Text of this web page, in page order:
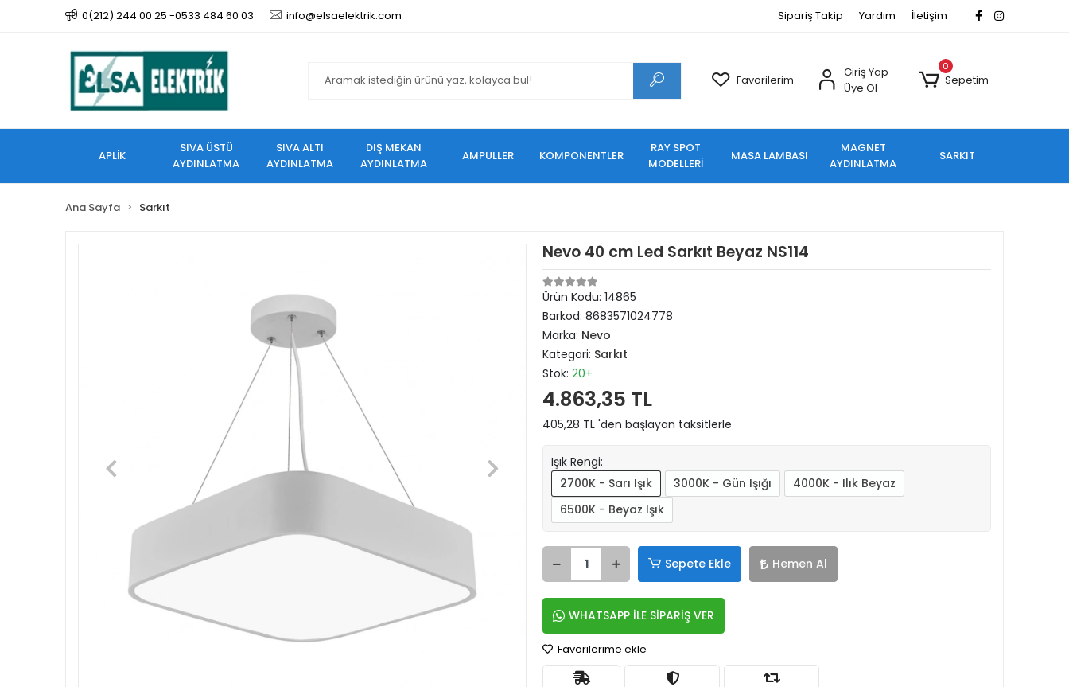
0(212) 244 00 25 -0533 484 60 03 info@elsaelektrik.com Sipariş Takip Yardım İletişim
Favorilerim
Giriş Yap
Üye Ol
0
Sepetim
APLİK
SIVA ÜSTÜ
AYDINLATMA
SIVA ALTI
AYDINLATMA
DIŞ MEKAN
AYDINLATMA
AMPULLER KOMPONENTLER
RAY SPOT
MODELLERİ
MASA LAMBASI
MAGNET
AYDINLATMA
SARKIT
Ana Sayfa Sarkıt
Nevo 40 cm Led Sarkıt Beyaz NS114
Ürün Kodu: 14865
Barkod: 8683571024778
Marka: Nevo
Kategori: Sarkıt
Stok: 20+
4.863,35 TL
405,28 TL 'den başlayan taksitlerle
Işık Rengi:
2700K - Sarı Işık
3000K - Gün Işığı
4000K - Ilık Beyaz
6500K - Beyaz Işık
Sepete Ekle Hemen Al
WHATSAPP İLE SİPARİŞ VER
Favorilerime ekle